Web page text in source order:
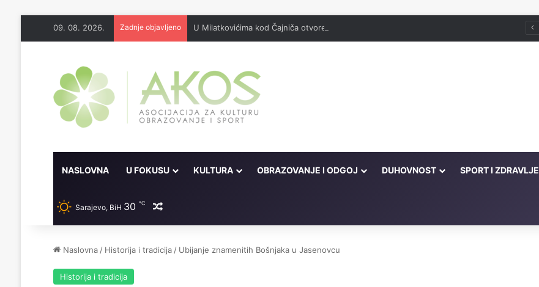
09. 08. 2026. Zadnje objavljeno U Milatkovićima kod Čajniča otvorena džamija srušena 1943. godine
NASLOVNA U FOKUSU KULTURA OBRAZOVANJE I ODGOJ DUHOVNOST SPORT I ZDRAVLJE
Sarajevo, BiH 30 ℃ Random članak
Naslovna / Historija i tradicija / Ubijanje znamenitih Bošnjaka u Jasenovcu
Historija i tradicija